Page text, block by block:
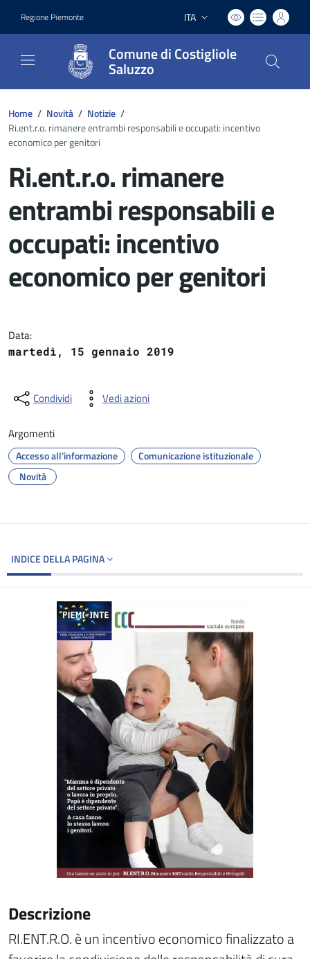
Regione Piemonte Lingua attiva:
ITA
Comune di Costigliole
Saluzzo
Home / Novità / Notizie /
Ri.ent.r.o. rimanere entrambi responsabili e occupati: incentivo
economico per genitori
Ri.ent.r.o. rimanere
entrambi responsabili e
occupati: incentivo
economico per genitori
Data:
martedì, 15 gennaio 2019
Condividi Vedi azioni
Argomenti
Accesso all'informazione
Comunicazione istituzionale
Novità
INDICE DELLA PAGINA
Descrizione
RI.ENT.R.O. è un incentivo economico finalizzato a